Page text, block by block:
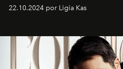
22.10.2024 por Ligia Kas